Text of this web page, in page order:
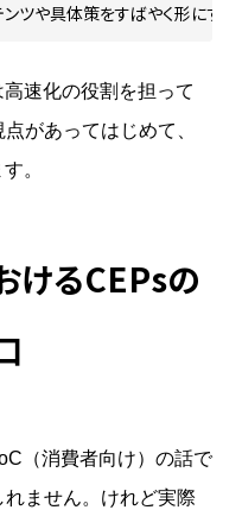
ツや具体策をすばやく形にする
速化の役割を担って
があってはじめて、
。
けるCEPsの
（消費者向け）の話で
ません。けれど実際